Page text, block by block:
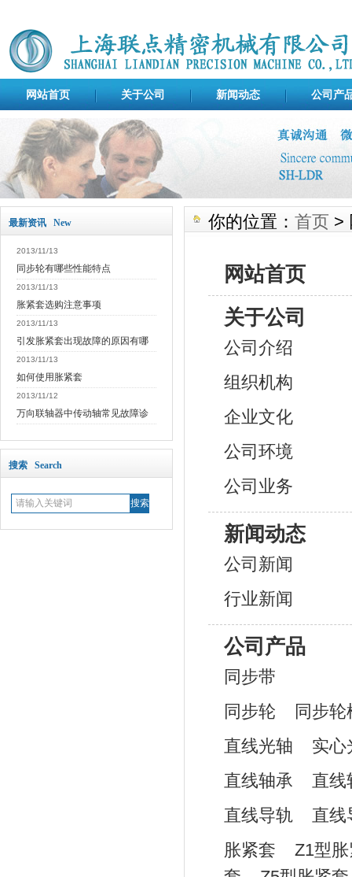
网站首页 关于公司 新闻动态 公司产
最新资讯 New
2013/11/13
同步轮有哪些性能特点
2013/11/13
胀紧套选购注意事项
2013/11/13
引发胀紧套出现故障的原因有哪
2013/11/13
如何使用胀紧套
2013/11/12
万向联轴器中传动轴常见故障诊
搜索 Search
你的位置： 首页 >
网站首页
关于公司
公司介绍
组织机构
企业文化
公司环境
公司业务
新闻动态
公司新闻
行业新闻
公司产品
同步带
同步轮
同步轮
直线光轴
实心
直线轴承
直线
直线导轨
直线
胀紧套
Z1型